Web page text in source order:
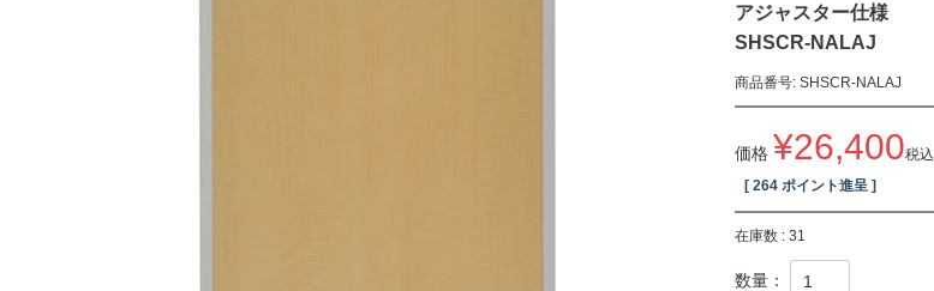
アジャスター仕様
SHSCR-NALAJ
商品番号 SHSCR-NALAJ
価格 ¥26,400税込
[ 264 ポイント進呈 ]
在庫数 31